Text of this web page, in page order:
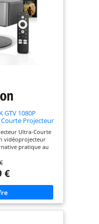
1080P
Courte Projecteur
Ultra-Courte
vidéoprojecteur
pratique au
Netflix, YouTube,
ce video
à 700 000+ films et
s'adapte à votre
applications locales.
ce projecteur offre
définition, nette et
comptes, mises
€